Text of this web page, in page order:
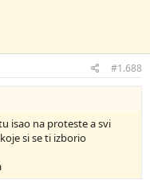
#1.688
isao na proteste a svi
si se ti izborio